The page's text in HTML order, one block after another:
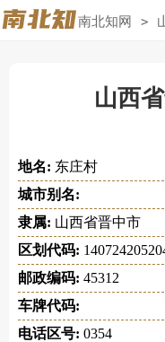
南北知网 >
山西
地名: 东庄村
城市别名:
隶属: 山西省晋中市
区划代码:
邮政编码: 45312
车牌代码:
电话区号: 0354